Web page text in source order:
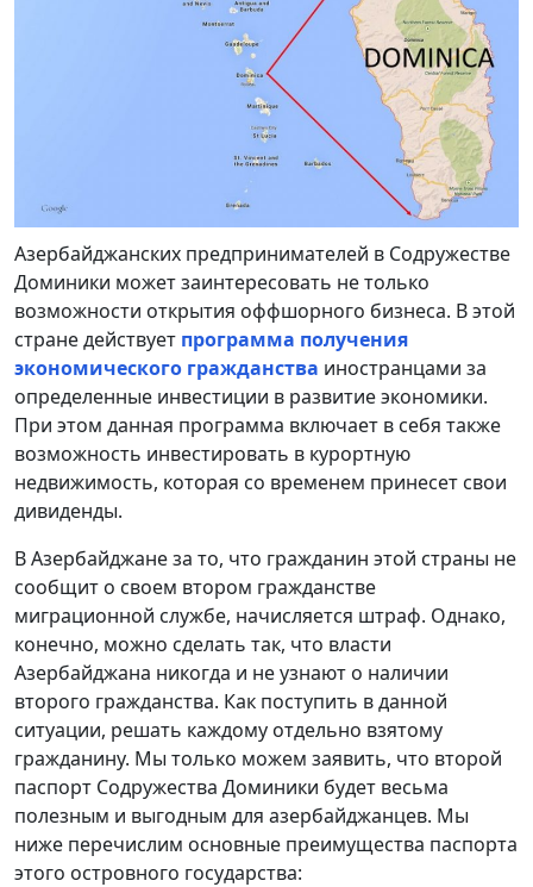
Азербайджанских предпринимателей в Содружестве
Доминики может заинтересовать не только
возможности открытия оффшорного бизнеса. В этой
стране действует программа получения
экономического гражданства иностранцами за
определенные инвестиции в развитие экономики.
При этом данная программа включает в себя также
возможность инвестировать в курортную
недвижимость, которая со временем принесет свои
дивиденды.
В Азербайджане за то, что гражданин этой страны не
сообщит о своем втором гражданстве
миграционной службе, начисляется штраф. Однако,
конечно, можно сделать так, что власти
Азербайджана никогда и не узнают о наличии
второго гражданства. Как поступить в данной
ситуации, решать каждому отдельно взятому
гражданину. Мы только можем заявить, что второй
паспорт Содружества Доминики будет весьма
полезным и выгодным для азербайджанцев. Мы
ниже перечислим основные преимущества паспорта
этого островного государства: